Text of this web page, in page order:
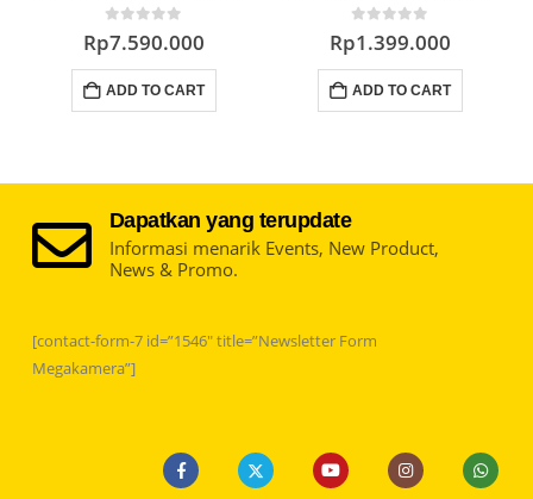
0out of 5
Rp7.590.000
ADD TO CART
out of 5
Rp1.399.000
ADD TO CART
Dapatkan yang terupdate
Informasi menarik Events, New Product,
News & Promo.
[contact-form-7 id=”1546″ title=”Newsletter Form
Megakamera”]